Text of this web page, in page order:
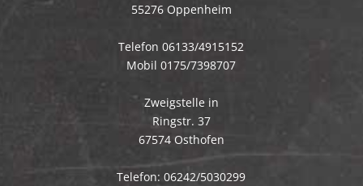
55276 Oppenheim
Telefon 06133/4915152
Mobil 0175/7398707
Zweigstelle in
Ringstr. 37
67574 Osthofen
Telefon: 06242/5030299